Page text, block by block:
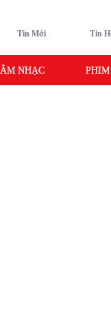
Tin Mới Tin
ÂM NHẠC